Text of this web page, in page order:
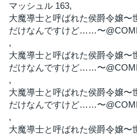
マッシュル 163,
大魔導士と呼ばれた侯爵令嬢〜
だけなんですけど……〜
,
大魔導士と呼ばれた侯爵令嬢〜
だけなんですけど……〜
,
大魔導士と呼ばれた侯爵令嬢〜
だけなんですけど……〜
,
大魔導士と呼ばれた侯爵令嬢〜